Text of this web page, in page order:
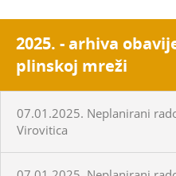
2025. - arhiva
plinskoj mreži
07.01.2025. Neplanirani
Virovitica